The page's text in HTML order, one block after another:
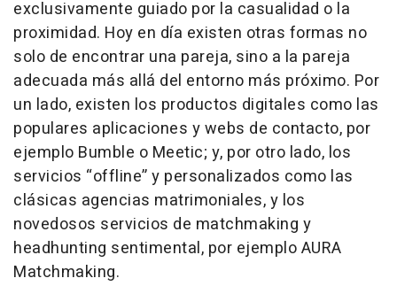
exclusivamente guiado por la casualidad o la
proximidad. Hoy en día existen otras formas no
solo de encontrar una pareja, sino a la pareja
adecuada más allá del entorno más próximo. Por
un lado, existen los productos digitales como las
populares aplicaciones y webs de contacto, por
ejemplo Bumble o Meetic; y, por otro lado, los
servicios “offline” y personalizados como las
clásicas agencias matrimoniales, y los
novedosos servicios de matchmaking y
headhunting sentimental, por ejemplo AURA
Matchmaking.